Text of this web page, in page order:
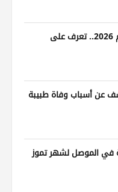
من ودية الأربعاء إلى كأس العالم 2026.. تعرف على
عن أسباب وفاة طبيبة
في الموصل لشهر تموز